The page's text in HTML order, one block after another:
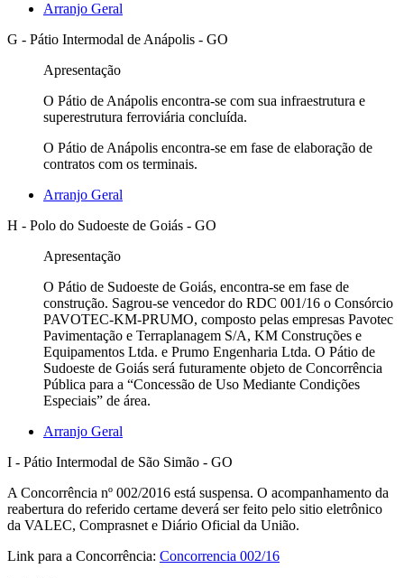
Arranjo Geral
G - Pátio Intermodal de Anápolis - GO
Apresentação
O Pátio de Anápolis encontra-se com sua infraestrutura e
superestrutura ferroviária concluída.
O Pátio de Anápolis encontra-se em fase de elaboração de
contratos com os terminais.
Arranjo Geral
H - Polo do Sudoeste de Goiás - GO
Apresentação
O Pátio de Sudoeste de Goiás, encontra-se em fase de
construção. Sagrou-se vencedor do RDC 001/16 o Consórcio
PAVOTEC-KM-PRUMO, composto pelas empresas Pavotec
Pavimentação e Terraplanagem S/A, KM Construções e
Equipamentos Ltda. e Prumo Engenharia Ltda. O Pátio de
Sudoeste de Goiás será futuramente objeto de Concorrência
Pública para a “Concessão de Uso Mediante Condições
Especiais” de área.
Arranjo Geral
I - Pátio Intermodal de São Simão - GO
A Concorrência nº 002/2016 está suspensa. O acompanhamento da
reabertura do referido certame deverá ser feito pelo sitio eletrônico
da VALEC, Comprasnet e Diário Oficial da União.
Link para a Concorrência: Concorrencia 002/16